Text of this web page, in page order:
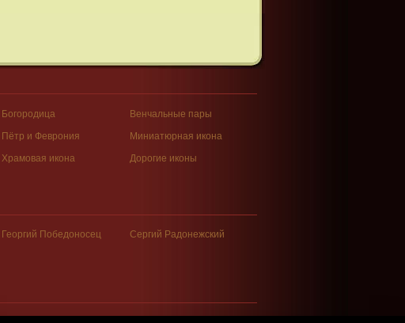
Богородица
Венчальные пары
Пётр и Феврония
Миниатюрная икона
Храмовая икона
Дорогие иконы
Георгий Победоносец
Сергий Радонежский